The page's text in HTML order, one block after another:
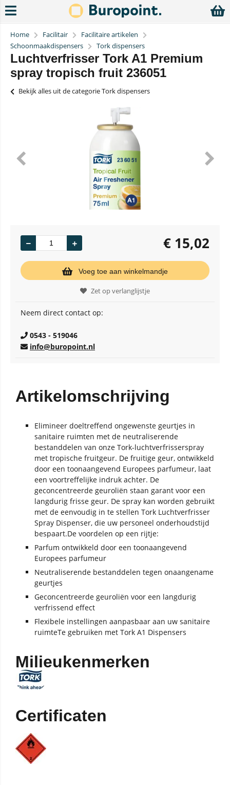
Home Facilitair
Facilitaire artikelen
Schoonmaakdispensers
Tork dispensers
Luchtverfrisser Tork A1 Premium
spray tropisch fruit 236051
Bekijk alles uit de categorie Tork dispensers
€ 15,02
Voeg toe aan winkelmandje
Zet op verlanglijstje
Neem direct contact op:
0543 - 519046
info@buropoint.nl
Artikelomschrijving
Elimineer doeltreffend ongewenste geurtjes in
sanitaire ruimten met de neutraliserende
bestanddelen van onze Tork-luchtverfrisserspray
met tropische fruitgeur. De fruitige geur, ontwikkeld
door een toonaangevend Europees parfumeur, laat
een voortreffelijke indruk achter. De
geconcentreerde geuroliën staan garant voor een
langdurig frisse geur. De spray kan worden gebruikt
met de eenvoudig in te stellen Tork Luchtverfrisser
Spray Dispenser, die uw personeel onderhoudstijd
bespaart.De voordelen op een rijtje:
Parfum ontwikkeld door een toonaangevend
Europees parfumeur
Neutraliserende bestanddelen tegen onaangename
geurtjes
Geconcentreerde geuroliën voor een langdurig
verfrissend effect
Flexibele instellingen aanpasbaar aan uw sanitaire
ruimteTe gebruiken met Tork A1 Dispensers
Milieukenmerken
Certificaten